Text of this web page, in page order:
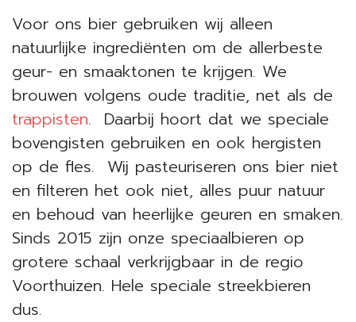
Voor ons bier gebruiken wij alleen
natuurlijke ingrediënten om de allerbeste
geur- en smaaktonen te krijgen. We
brouwen volgens oude traditie, net als de
trappisten. Daarbij hoort dat we speciale
bovengisten gebruiken en ook hergisten
op de fles. Wij pasteuriseren ons bier niet
en filteren het ook niet, alles puur natuur
en behoud van heerlijke geuren en smaken.
Sinds 2015 zijn onze speciaalbieren op
grotere schaal verkrijgbaar in de regio
Voorthuizen. Hele speciale streekbieren
dus.